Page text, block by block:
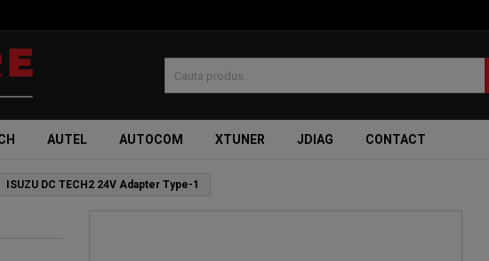
AUTEL AUTOCOM XTUNER JDIAG CONTACT
ISUZU DC TECH2 24V Adapter Type-1